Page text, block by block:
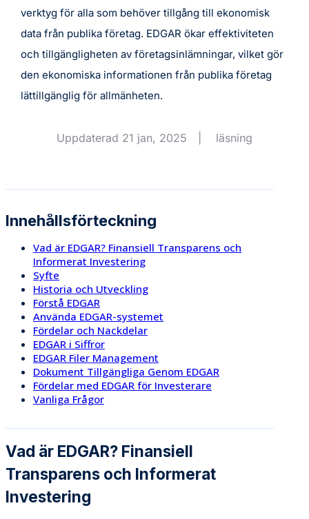
verktyg för alla som behöver tillgång till ekonomisk
data från publika företag. EDGAR ökar effektiviteten
och tillgängligheten av företagsinlämningar, vilket gör
den ekonomiska informationen från publika företag
lättillgänglig för allmänheten.
Uppdaterad 21 jan, 2025 läsning
Innehållsförteckning
Vad är EDGAR? Finansiell Transparens och
Informerat Investering
Syfte
Historia och Utveckling
Förstå EDGAR
Använda EDGAR-systemet
Fördelar och Nackdelar
EDGAR i Siffror
EDGAR Filer Management
Dokument Tillgängliga Genom EDGAR
Fördelar med EDGAR för Investerare
Vanliga Frågor
Vad är EDGAR? Finansiell
Transparens och Informerat
Investering